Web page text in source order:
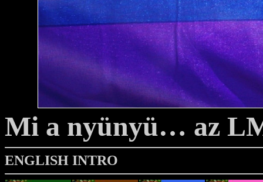
Mi a nyünyü… az
ENGLISH INTRO